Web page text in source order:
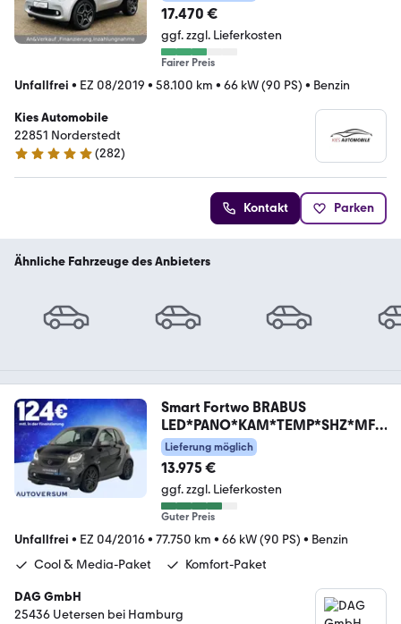
17.470 €
ggf. zzgl. Lieferkosten
Fairer Preis
Unfallfrei • EZ 08/2019 • 58.100 km • 66 kW (90 PS) • Benzin
Kies Automobile
22851 Norderstedt
4.8 Sterne
(282)
Kontakt Parken
Ähnliche Fahrzeuge des Anbieters
Smart Fortwo BRABUS
LED*PANO*KAM*TEMP*SHZ*MFL
*LEDER
Lieferung möglich
13.975 €
ggf. zzgl. Lieferkosten
Guter Preis
Unfallfrei • EZ 04/2016• 77.750 km • 66 kW (90 PS) • Benzin
Cool & Media-Paket
Komfort-Paket
DAG GmbH
25436 Uetersen bei Hamburg